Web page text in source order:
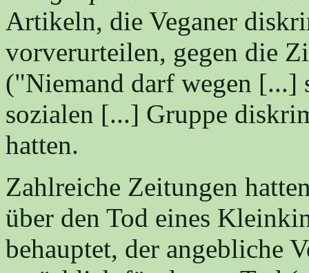
Artikeln, die Veganer
vorverurteilen, gegen die
("Niemand darf wegen [...]
sozialen [...] Gruppe
hatten.
Zahlreiche Zeitungen
über den Tod eines
behauptet, der angebliche